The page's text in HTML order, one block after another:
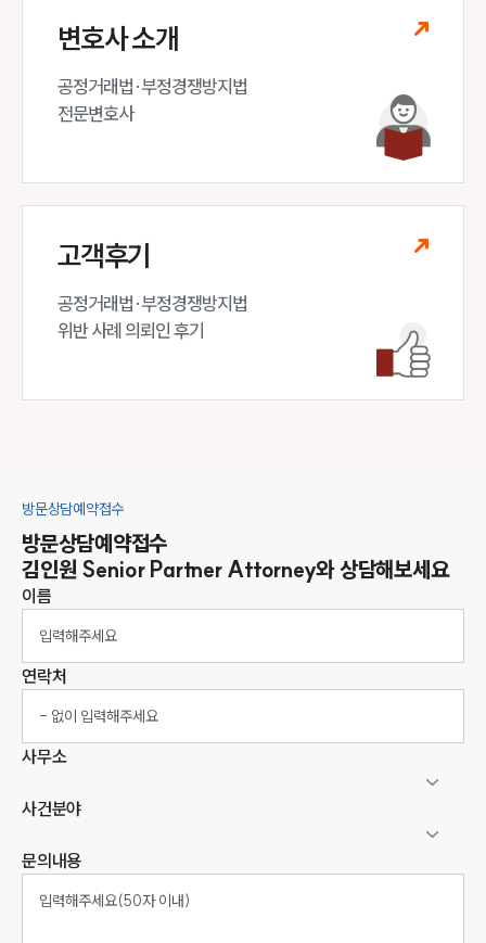
변호사 소개
공정거래법·부정경쟁방지법
전문변호사
고객후기
공정거래법·부정경쟁방지법
위반 사례 의뢰인 후기
방문상담예약접수
방문상담예약접수
김인원 Senior Partner Attorney와 상담해보세요
이름
연락처
사무소
사건분야
문의내용